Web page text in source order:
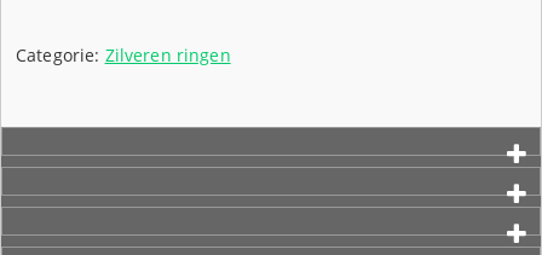
€56,50.
Categorie: Zilveren ringen